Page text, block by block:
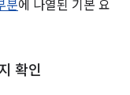
분에 나열된 기본 요
확인